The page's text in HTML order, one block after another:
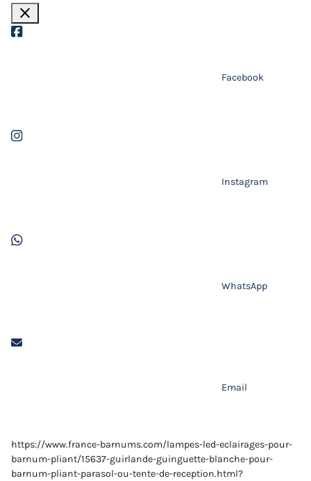
close
Facebook
Instagram
WhatsApp
Email
https://www.france-barnums.com/lampes-led-eclairages-pour-
barnum-pliant/15637-guirlande-guinguette-blanche-pour-
barnum-pliant-parasol-ou-tente-de-reception.html?